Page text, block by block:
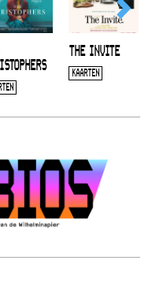
THE INVITE
KAARTEN